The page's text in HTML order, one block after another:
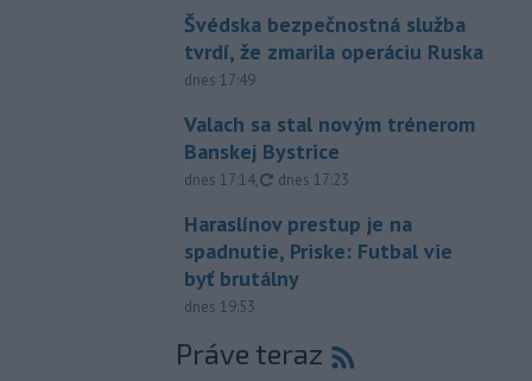
Švédska bezpečnostná služba
tvrdí, že zmarila operáciu Ruska
dnes 17:49
Valach sa stal novým trénerom
Banskej Bystrice
dnes 17:14, aktualizované
dnes 17:23
Haraslínov prestup je na
spadnutie, Priske: Futbal vie
byť brutálny
dnes 19:53
Práve teraz